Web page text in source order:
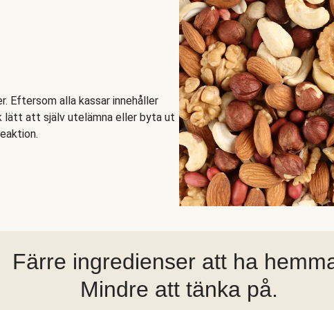
Eftersom alla kassar innehåller
lätt att själv utelämna eller byta ut
Färre ingredienser att ha
Mindre att tänka på.